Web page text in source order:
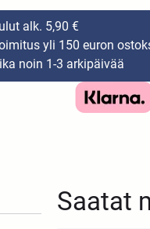
alk. 5,90 €
yli 150 euron
noin 1-3 arkipäivää
Saatat